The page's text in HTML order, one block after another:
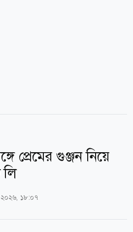
প্রেমের গুঞ্জন নিয়ে
১৮:০৭